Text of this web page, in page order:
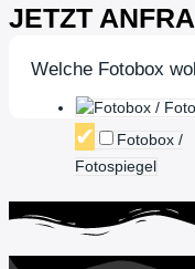
JETZT
Welche Fotobox
Fotobox /
Fotospiegel